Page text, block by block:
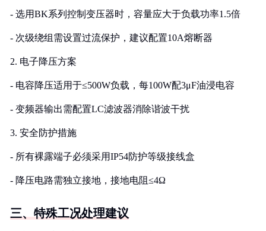
- 选用BK系列控制变压器时，容量应大于负载功率1.5倍
- 次级绕组需设置过流保护，建议配置10A熔断器
2. 电子降压方案
- 电容降压适用于≤500W负载，每100W配3μF油浸电容
- 变频器输出需配置LC滤波器消除谐波干扰
3. 安全防护措施
- 所有裸露端子必须采用IP54防护等级接线盒
- 降压电路需独立接地，接地电阻≤4Ω
三、特殊工况处理建议